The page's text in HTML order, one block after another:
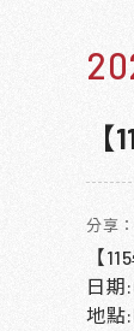
分享：
【
日期
地點